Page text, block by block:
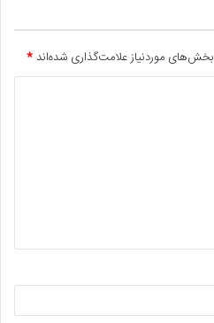
بخش‌های موردنیاز علامت‌گذاری شده‌اند*